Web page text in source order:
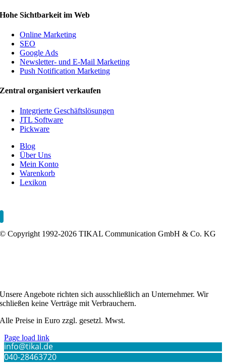
Hohe Sichtbarkeit im Web
Online Marketing
SEO
Google Ads
Newsletter- und E-Mail Marketing
Push Notification Marketing
Zentral organisiert verkaufen
Integrierte Geschäftslösungen
JTL Software
Pickware
Blog
Über Uns
Mein Konto
Warenkorb
Lexikon
© Copyright 1992-2026 TIKAL Communication GmbH & Co. KG
Unsere Angebote richten sich ausschließlich an Unternehmer. Wir
schließen keine Verträge mit Verbrauchern.
Alle Preise in Euro zzgl. gesetzl. Mwst.
Page load link
info@tikal.de
040-28463720